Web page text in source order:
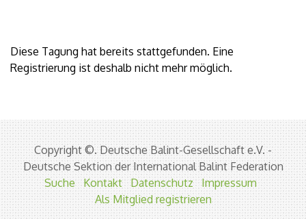
Diese Tagung hat bereits stattgefunden. Eine
Registrierung ist deshalb nicht mehr möglich.
Copyright ©. Deutsche Balint-Gesellschaft e.V. -
Deutsche Sektion der International Balint Federation
Suche
Kontakt Datenschutz
Impressum
Als Mitglied registrieren